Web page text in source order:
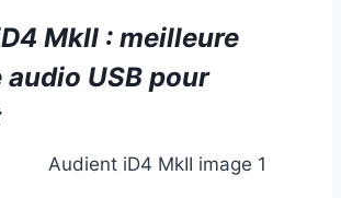
MkII : meilleure
USB pour